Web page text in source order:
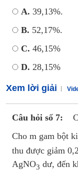
A. 39,13%.
B. 52,17%.
C. 46,15%
D. 28,15%
Xem lời giải
Câu hỏi số 7:
Cho m gam bột
thu được giảm
AgNO3 dư, đến